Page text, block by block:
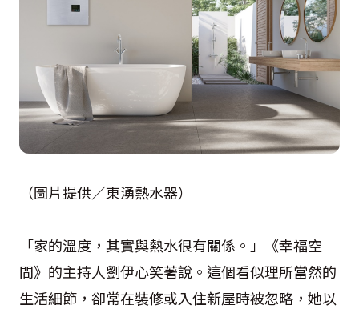
（圖片提供／東湧熱水器）
「家的溫度，其實與熱水很有關係。」《幸福空
間》的主持人劉伊心笑著說。這個看似理所當然的
生活細節，卻常在裝修或入住新屋時被忽略，她以